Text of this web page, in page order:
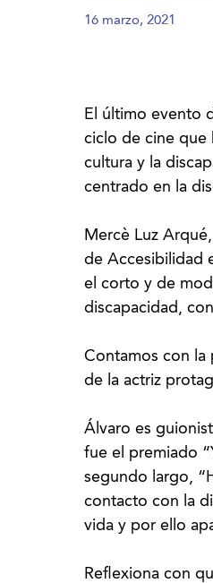
16 marzo, 2021
El último evento
ciclo de cine que
cultura y la
centrado en la
Mercè Luz
de Accesibilidad
el corto y de
discapacidad,
Contamos con la
de la actriz
Álvaro es
fue el premiado
segundo largo,
contacto con la
vida y por ello
Reflexiona con